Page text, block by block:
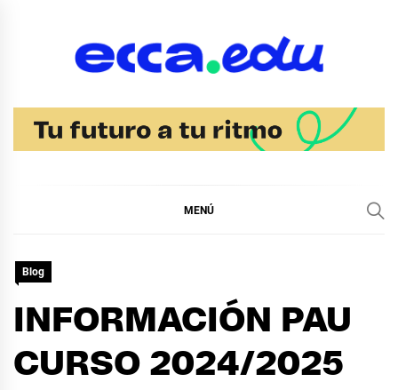
Ecca
MENÚ
Blog
INFORMACIÓN PAU
CURSO 2024/2025